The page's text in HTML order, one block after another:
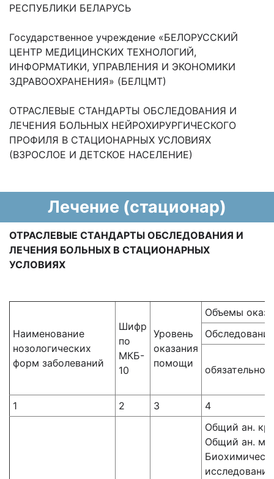
РЕСПУБЛИКИ БЕЛАРУСЬ
Государственное учреждение «БЕЛОРУССКИЙ
ЦЕНТР МЕДИЦИНСКИХ ТЕХНОЛОГИЙ,
ИНФОРМАТИКИ, УПРАВЛЕНИЯ И ЭКОНОМИКИ
ЗДРАВООХРАНЕНИЯ» (БЕЛЦМТ)
ОТРАСЛЕВЫЕ СТАНДАРТЫ ОБСЛЕДОВАНИЯ И
ЛЕЧЕНИЯ БОЛЬНЫХ НЕЙРОХИРУРГИЧЕСКОГО
ПРОФИЛЯ В СТАЦИОНАРНЫХ УСЛОВИЯХ
(ВЗРОСЛОЕ И ДЕТСКОЕ НАСЕЛЕНИЕ)
Лечение (стационар)
ОТРАСЛЕВЫЕ СТАНДАРТЫ ОБСЛЕДОВАНИЯ И
ЛЕЧЕНИЯ БОЛЬНЫХ В СТАЦИОНАРНЫХ
УСЛОВИЯХ
Наименование
нозологических
форм заболеваний
Шифр
по
МКБ-
10
Уровень
оказания
помощи
Объемы
Обследование
обязательное
1 2 3 4
Общий ан.
Общий ан.